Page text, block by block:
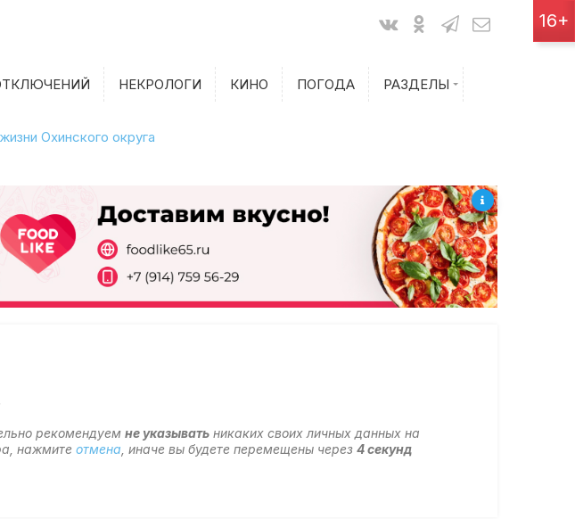
НЕКРОЛОГИ КИНО ПОГОДА РАЗДЕЛЫ
Показания счетчиков
Билеты на поезд
Охинского округа
рекомендуемне указывать никаких своих личных данных на
нажмитеотмена , иначе вы будете перемещены через4секунд
16+